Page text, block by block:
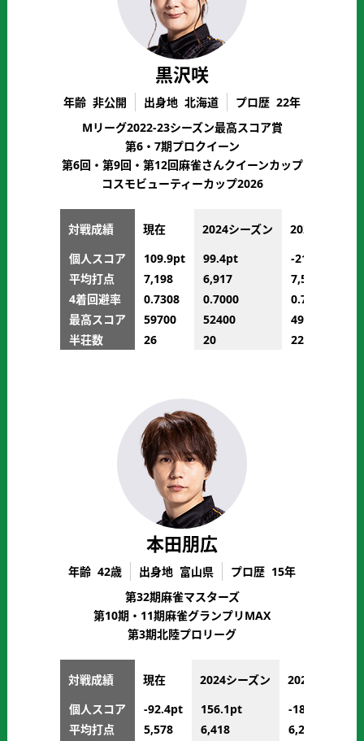
黒沢咲
年齢 非公開 出身地 北海道 プロ歴 22年
Mリーグ2022-23シーズン最高スコア賞
第6・7期プロクイーン
第6回・第9回・第12回麻雀さんクイーンカップ
コスモビューティーカップ2026
対戦成績
個人スコア
平均打点
4着回避率
最高スコア
半荘数
現在
109.9pt
7,198
0.7308
59700
26
2024シーズン
99.4pt
6,917
0.7000
52400
20
2023シーズン
-215pt
7,586
0.7273
49400
22
本田朋広
年齢 42歳 出身地 富山県 プロ歴 15年
第32期麻雀マスターズ
第10期・11期麻雀グランプリMAX
第3期北陸プロリーグ
対戦成績
個人スコア
平均打点
現在
-92.4pt
5,578
2024シーズン
156.1pt
6,418
2023シーズン
-183.5pt
6,215